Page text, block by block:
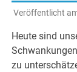
Veröffentlicht
Heute sind
zu